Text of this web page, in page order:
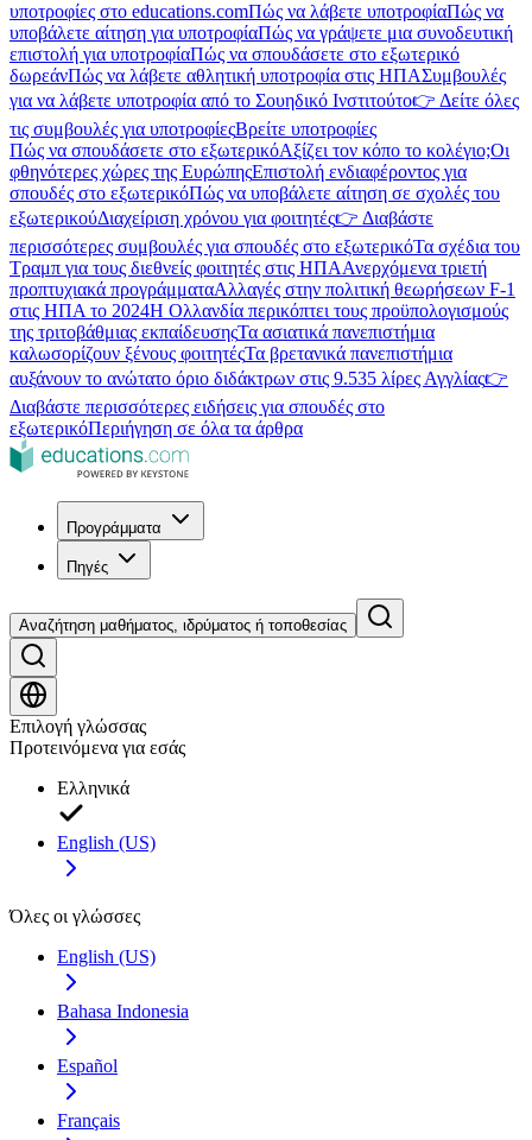
υποτροφίες στο educations.comΠώς να λάβετε υποτροφίαΠώς να
υποβάλετε αίτηση για υποτροφίαΠώς να γράψετε μια συνοδευτική
επιστολή για υποτροφίαΠώς να σπουδάσετε στο εξωτερικό
δωρεάνΠώς να λάβετε αθλητική υποτροφία στις ΗΠΑΣυμβουλές
για να λάβετε υποτροφία από το Σουηδικό Ινστιτούτο👉 Δείτε όλες
τις συμβουλές για υποτροφίεςΒρείτε υποτροφίες
Πώς να σπουδάσετε στο εξωτερικόΑξίζει τον κόπο το κολέγιο;Οι
φθηνότερες χώρες της ΕυρώπηςΕπιστολή ενδιαφέροντος για
σπουδές στο εξωτερικόΠώς να υποβάλετε αίτηση σε σχολές του
εξωτερικούΔιαχείριση χρόνου για φοιτητές👉 Διαβάστε
περισσότερες συμβουλές για σπουδές στο εξωτερικόΤα σχέδια του
Τραμπ για τους διεθνείς φοιτητές στις ΗΠΑΑνερχόμενα τριετή
προπτυχιακά προγράμματαΑλλαγές στην πολιτική θεωρήσεων F-1
στις ΗΠΑ το 2024Η Ολλανδία περικόπτει τους προϋπολογισμούς
της τριτοβάθμιας εκπαίδευσηςΤα ασιατικά πανεπιστήμια
καλωσορίζουν ξένους φοιτητέςΤα βρετανικά πανεπιστήμια
αυξάνουν το ανώτατο όριο διδάκτρων στις 9.535 λίρες Αγγλίας👉
Διαβάστε περισσότερες ειδήσεις για σπουδές στο
εξωτερικόΠεριήγηση σε όλα τα άρθρα
Προγράμματα
Πηγές
Αναζήτηση μαθήματος, ιδρύματος ή τοποθεσίας
Επιλογή γλώσσας
Προτεινόμενα για εσάς
Ελληνικά
English (US)
Όλες οι γλώσσες
English (US)
Bahasa Indonesia
Español
Français